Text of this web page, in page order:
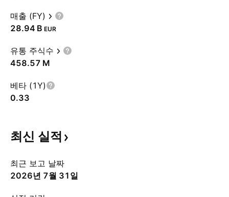
매출 (FY)
‪28.94 B‬ EUR
유통 주식수
‪458.57 M‬
베타 (1Y)
0.33
최신 실적
최근 보고 날짜
2026년 7월 31일